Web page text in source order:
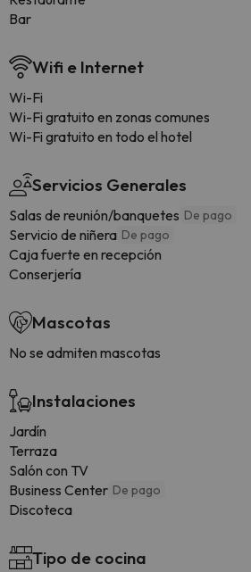
Bar
Wifi e Internet
Wi-Fi
Wi-Fi gratuito en zonas comunes
Wi-Fi gratuito en todo el hotel
Servicios Generales
Salas de reunión/banquetes De pago
Servicio de niñera De pago
Caja fuerte en recepción
Conserjería
Mascotas
No se admiten mascotas
Instalaciones
Jardín
Terraza
Salón con TV
Business Center De pago
Discoteca
Tipo de cocina